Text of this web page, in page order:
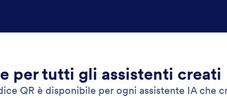
per tutti gli assistenti creati
QR è disponibile per ogni assistente IA che